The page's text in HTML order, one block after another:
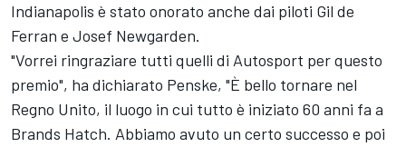
Indianapolis è stato onorato anche dai piloti Gil de
Ferran e Josef Newgarden.
"Vorrei ringraziare tutti quelli di Autosport per questo
premio", ha dichiarato Penske, "È bello tornare nel
Regno Unito, il luogo in cui tutto è iniziato 60 anni fa a
Brands Hatch. Abbiamo avuto un certo successo e poi